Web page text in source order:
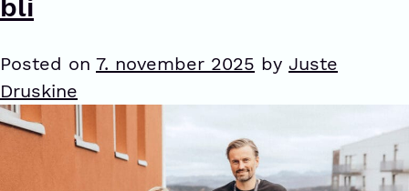
bli
Posted on 7. november 2025 by Juste
Druskine